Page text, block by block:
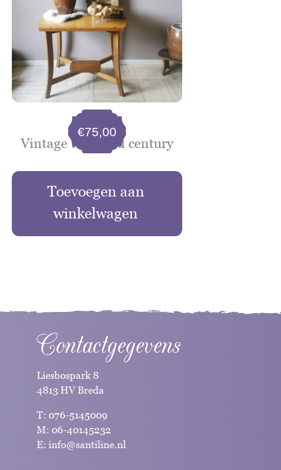
Vintage tafel mid century
€75,00
Toevoegen aan
winkelwagen
Contactgegevens
Liesbospark 8
4813 HV Breda
T: 076-5145009
M: 06-40145232
E: info@santiline.nl